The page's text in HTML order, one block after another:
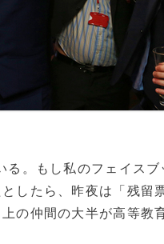
。もし私のフェイスブ
したら、昨夜は「残留
の仲間の大半が高等教